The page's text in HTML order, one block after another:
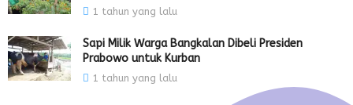
1 tahun yang lalu
Sapi Milik Warga Bangkalan Dibeli Presiden
Prabowo untuk Kurban
1 tahun yang lalu